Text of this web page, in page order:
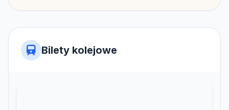
Bilety kolejowe